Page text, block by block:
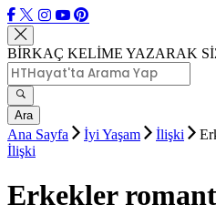
BİRKAÇ KELİME YAZARAK
Ara
Ana Sayfa İyi Yaşam İlişki
İlişki
Erkekler